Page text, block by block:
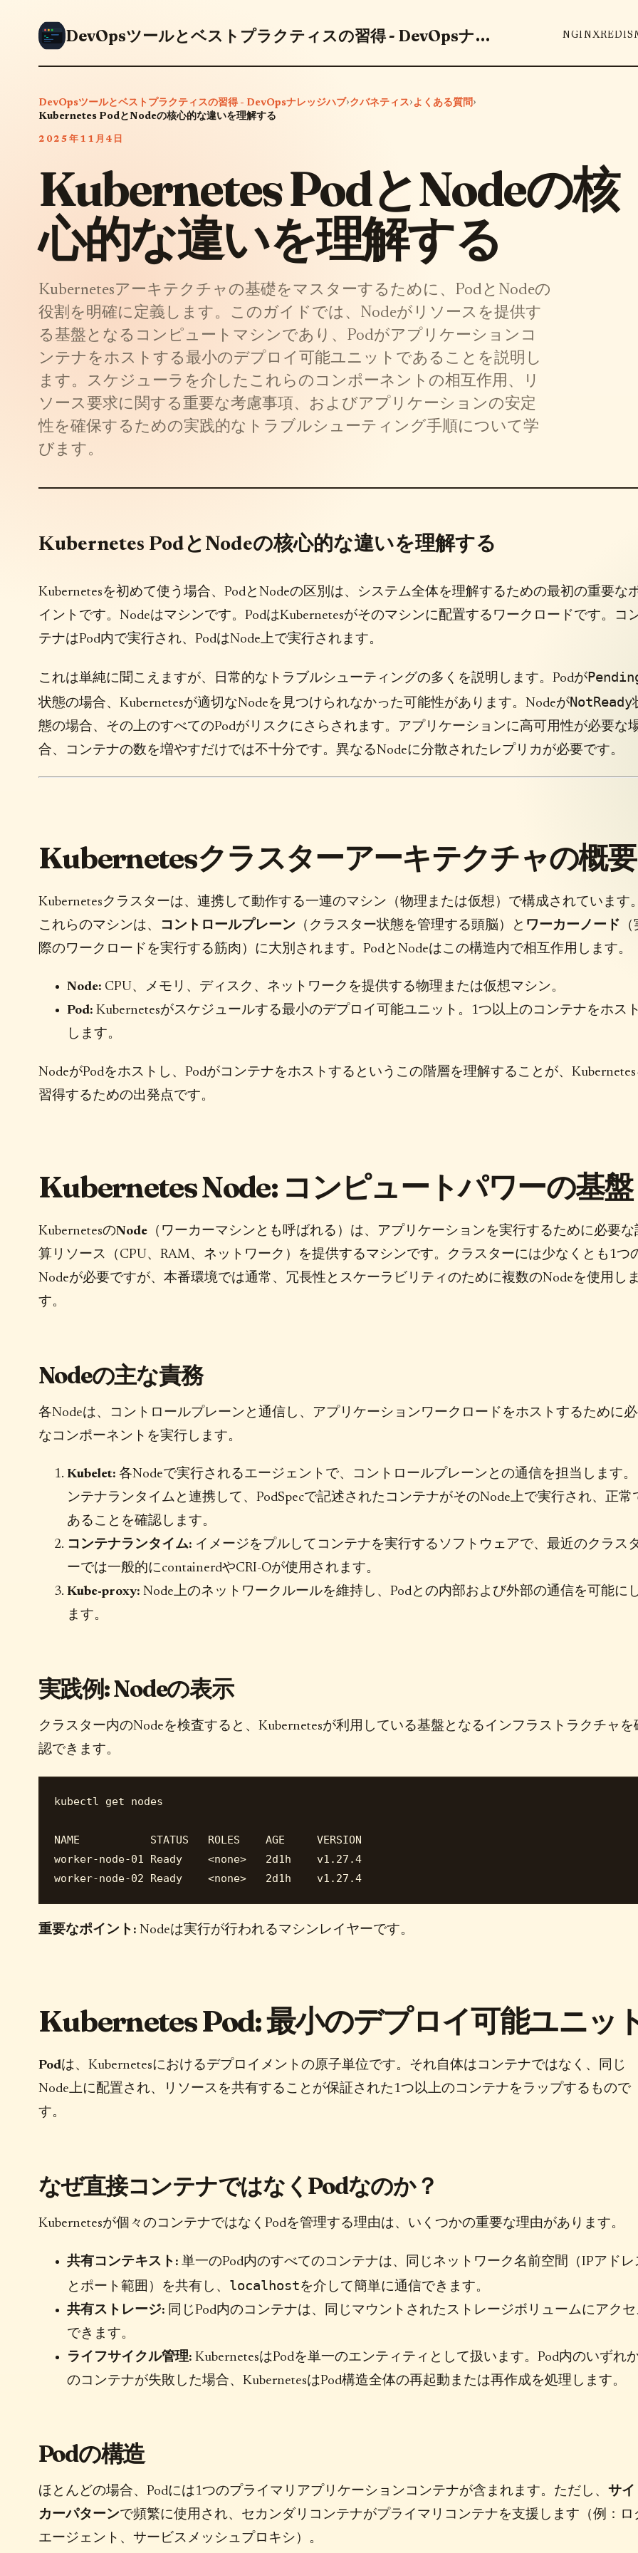
DevOpsツールとベストプラクティスの習得 - DevOpsナレッジハブ NGINXREDIS
DevOpsツールとベストプラクティスの習得 - DevOpsナレッジハブ›クバネティス›よくある質問›
Kubernetes PodとNodeの核心的な違いを理解する
2025年11月4日
Kubernetes PodとNodeの核
心的な違いを理解する
Kubernetesアーキテクチャの基礎をマスターするために、PodとNodeの
役割を明確に定義します。このガイドでは、Nodeがリソースを提供す
る基盤となるコンピュートマシンであり、Podがアプリケーションコ
ンテナをホストする最小のデプロイ可能ユニットであることを説明し
ます。スケジューラを介したこれらのコンポーネントの相互作用、リ
ソース要求に関する重要な考慮事項、およびアプリケーションの安定
性を確保するための実践的なトラブルシューティング手順について学
びます。
Kubernetes PodとNodeの核心的な違いを理解する
Kubernetesを初めて使う場合、PodとNodeの区別は、システム全体を理解するための最初の重要な
イントです。Nodeはマシンです。PodはKubernetesがそのマシンに配置するワークロードです。コ
テナはPod内で実行され、PodはNode上で実行されます。
これは単純に聞こえますが、日常的なトラブルシューティングの多くを説明します。Podが
状態の場合、Kubernetesが適切なNodeを見つけられなかった可能性があります。NodeがNotReady
態の場合、その上のすべてのPodがリスクにさらされます。アプリケーションに高可用性が必要な
合、コンテナの数を増やすだけでは不十分です。異なるNodeに分散されたレプリカが必要です。
Kubernetesクラスターアーキテクチャの概要
Kubernetesクラスターは、連携して動作する一連のマシン（物理または仮想）で構成されています
これらのマシンは、
コントロールプレーン （クラスター状態を管理する頭脳）と ワーカーノード
際のワークロードを実行する筋肉）に大別されます。PodとNodeはこの構造内で相互作用します。
Node: CPU、メモリ、ディスク、ネットワークを提供する物理または仮想マシン。
Pod: Kubernetesがスケジュールする最小のデプロイ可能ユニット。1つ以上のコンテナをホス
します。
NodeがPodをホストし、Podがコンテナをホストするというこの階層を理解することが、
習得するための出発点です。
Kubernetes Node: コンピュートパワーの基盤
KubernetesのNode（ワーカーマシンとも呼ばれる）は、アプリケーションを実行するために必要な
算リソース（CPU、RAM、ネットワーク）を提供するマシンです。クラスターには少なくとも1つ
Nodeが必要ですが、本番環境では通常、冗長性とスケーラビリティのために複数のNodeを使用し
す。
Nodeの主な責務
各Nodeは、コントロールプレーンと通信し、アプリケーションワークロードをホストするために
なコンポーネントを実行します。
Kubelet: 各Nodeで実行されるエージェントで、コントロールプレーンとの通信を担当します
ンテナランタイムと連携して、PodSpecで記述されたコンテナがそのNode上で実行され、正常
あることを確認します。
コンテナランタイム: イメージをプルしてコンテナを実行するソフトウェアで、最近のクラス
ーでは一般的にcontainerdやCRI-Oが使用されます。
Kube-proxy: Node上のネットワークルールを維持し、Podとの内部および外部の通信を可能に
ます。
実践例: Nodeの表示
クラスター内のNodeを検査すると、Kubernetesが利用している基盤となるインフラストラクチャを
認できます。
kubectl get nodes
NAME           STATUS   ROLES    AGE     VERSION
worker-node-01 Ready    <none>   2d1h    v1.27.4
worker-node-02 Ready    <none>   2d1h    v1.27.4
重要なポイント: Nodeは実行が行われるマシンレイヤーです。
Kubernetes Pod: 最小のデプロイ可能ユニッ
Podは、Kubernetesにおけるデプロイメントの原子単位です。それ自体はコンテナではなく、同じ
Node上に配置され、リソースを共有することが保証された1つ以上のコンテナをラップするもので
す。
なぜ直接コンテナではなくPodなのか？
Kubernetesが個々のコンテナではなくPodを管理する理由は、いくつかの重要な理由があります。
共有コンテキスト: 単一のPod内のすべてのコンテナは、同じネットワーク名前空間（IPアドレ
とポート範囲）を共有し、 localhostを介して簡単に通信できます。
共有ストレージ: 同じPod内のコンテナは、同じマウントされたストレージボリュームにアク
できます。
ライフサイクル管理: KubernetesはPodを単一のエンティティとして扱います。Pod内のいずれ
のコンテナが失敗した場合、KubernetesはPod構造全体の再起動または再作成を処理します。
Podの構造
ほとんどの場合、Podには1つのプライマリアプリケーションコンテナが含まれます。ただし、 サイ
カーパターンで頻繁に使用され、セカンダリコンテナがプライマリコンテナを支援します（例：ロ
エージェント、サービスメッシュプロキシ）。